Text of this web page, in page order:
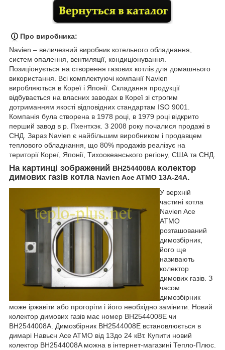
Про виробника:
Navien – величезний виробник котельного обладнання,
систем опалення, вентиляції, кондиціонування.
Позиціонується на створення газових котлів для домашнього
використання. Всі комплектуючі компанії Navien
виробляються в Кореї і Японії. Складання продукції
відбувається на власних заводах в Кореї зі строгим
дотриманням якості відповідних стандартам ISO 9001.
Компанія була створена в 1978 році, в 1979 році відкрито
перший завод в р. Пхентхэк. З 2008 року почалися продажі в
СНД. Зараз Navien є найбільшим виробником і продавцем
теплового обладнання, що 80% продажів реалізує на
території Кореї, Японії, Тихоокеанського регіону, США та СНД.
На картинці зображений BH2544008A колектор
димових газів котла Navien Ace ATMO 13A-24A.
У верхній
частині котла
Navien Ace
ATMO
розташований
димозбірник,
його ще
називають
колектор
димових газів. З
часом
димозбірник
може іржавіти або прогоріти і його необхідно замінити. Новий
колектор димових газів має номер BH2544008E чи
BH2544008A. Димозбірник BH2544008E встановлюється в
димарі Навьєн Ace ATMO від 13до 24 кВт. Купити новий
колектор BH2544008A можна в інтернет-магазині Тепло-Плюс.